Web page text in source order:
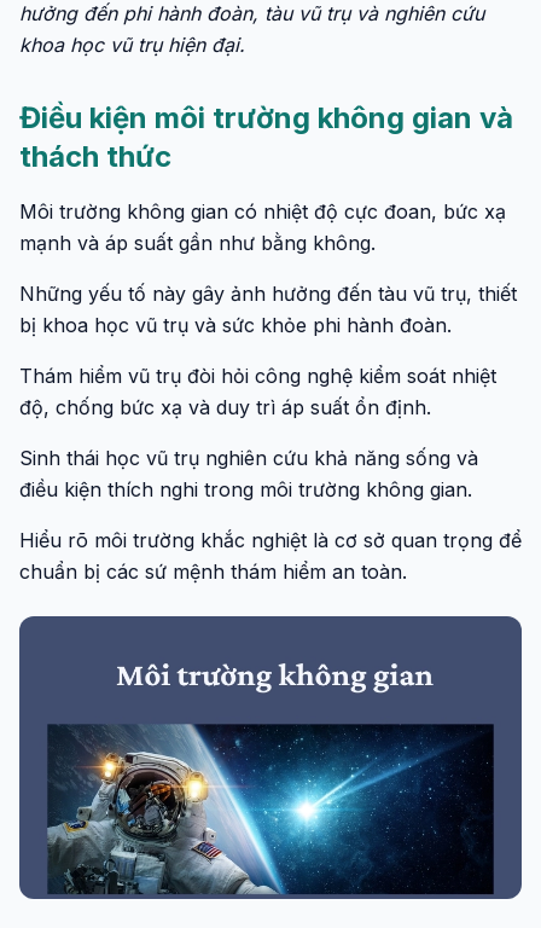
hưởng đến phi hành đoàn, tàu vũ trụ và nghiên cứu
khoa học vũ trụ hiện đại.
Điều kiện môi trường không gian và
thách thức
Môi trường không gian có nhiệt độ cực đoan, bức xạ
mạnh và áp suất gần như bằng không.
Những yếu tố này gây ảnh hưởng đến tàu vũ trụ, thiết
bị khoa học vũ trụ và sức khỏe phi hành đoàn.
Thám hiểm vũ trụ đòi hỏi công nghệ kiểm soát nhiệt
độ, chống bức xạ và duy trì áp suất ổn định.
Sinh thái học vũ trụ nghiên cứu khả năng sống và
điều kiện thích nghi trong môi trường không gian.
Hiểu rõ môi trường khắc nghiệt là cơ sở quan trọng để
chuẩn bị các sứ mệnh thám hiểm an toàn.